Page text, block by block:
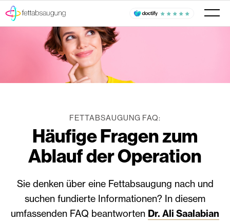
FETTABSAUGUNG FAQ:
Häufige Fragen zum
Ablauf der Operation
Sie denken über eine Fettabsaugung nach und
suchen fundierte Informationen? In diesem
umfassenden FAQ beantworten Dr. Ali Saalabian